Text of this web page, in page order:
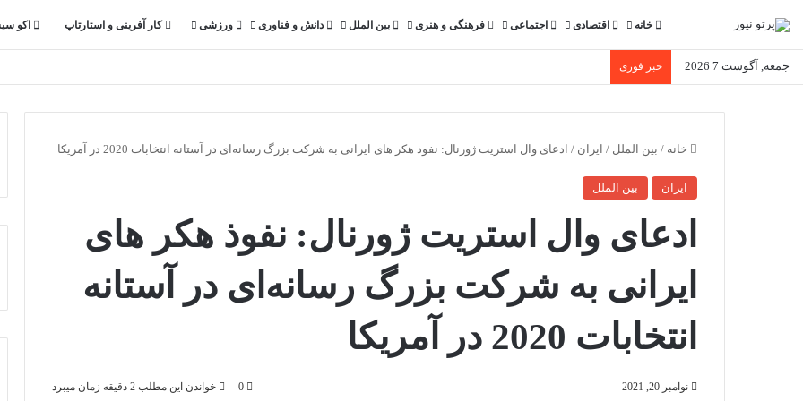
خانه اقتصادی اجتماعی فرهنگی و هنری بین الملل دانش و فناوری ورزشی کار آفرینی و استارتاپ اکو
جمعه, آگوست 7 2026 خبر فوری
خانه / بین الملل / ایران / ادعای وال‌ استریت‌ ژورنال: نفوذ هکر های ایرانی به شرکت بزرگ رسانه‌ای در آستانه انتخابات 2020 در آمریکا
ایران بین الملل
ادعای وال‌ استریت‌ ژورنال: نفوذ هکر های
ایرانی به شرکت بزرگ رسانه‌ای در آستانه
انتخابات 2020 در آمریکا
نوامبر 20, 2021 0 خواندن این مطلب 2 دقیقه زمان میبرد